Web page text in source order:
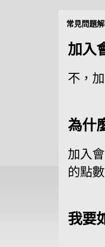
常見問題
加入
不，
為什
加入
的點
我要